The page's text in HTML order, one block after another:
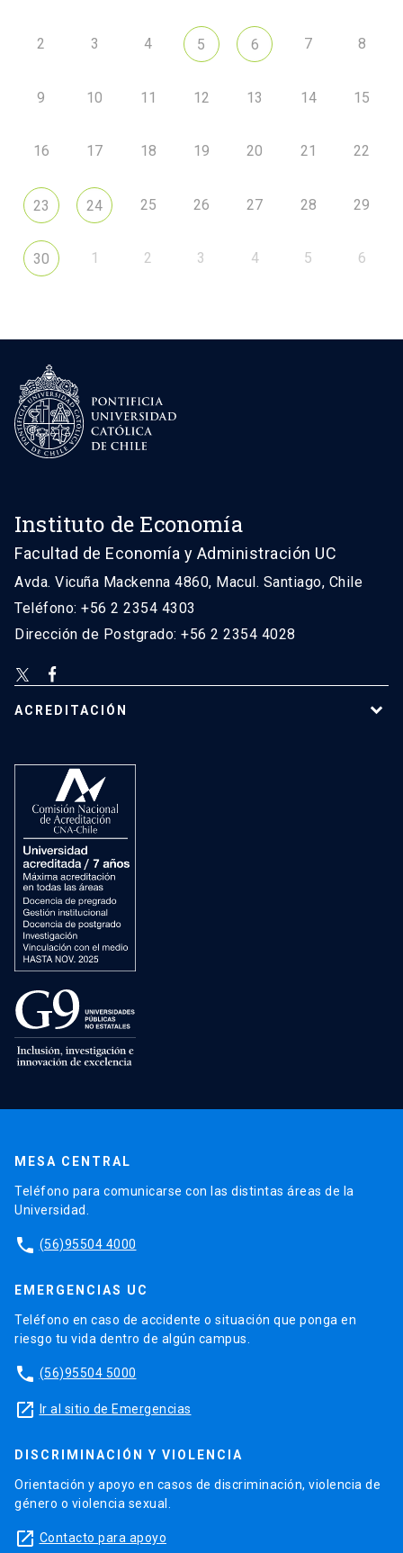
2 3 4 5 6 7 8
9 10 11 12 13 14 15
16 17 18 19 20 21 22
23 24 25 26 27 28 29
30 1 2 3 4 5 6
Instituto de Economía
Facultad de Economía y Administración UC
Avda. Vicuña Mackenna 4860, Macul. Santiago, Chile
Teléfono: +56 2 2354 4303
Dirección de Postgrado: +56 2 2354 4028
ACREDITACIÓN
MESA CENTRAL
Teléfono para comunicarse con las distintas áreas de la
Universidad.
phone (56)95504 4000
EMERGENCIAS UC
Teléfono en caso de accidente o situación que ponga en
riesgo tu vida dentro de algún campus.
phone (56)95504 5000
launch Ir al sitio de Emergencias
DISCRIMINACIÓN Y VIOLENCIA
Orientación y apoyo en casos de discriminación, violencia de
género o violencia sexual.
launch Contacto para apoyo